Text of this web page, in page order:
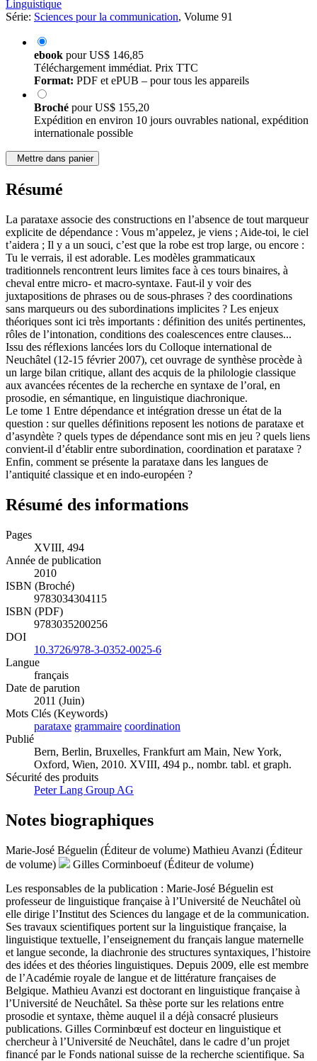
Linguistique
Série: Sciences pour la communication, Volume 91
ebook pourUS$ 146,85
Téléchargement immédiat. Prix TTC
Format: PDF et ePUB – pour tous les appareils
Broché pourUS$ 155,20
Expédition en environ 10 jours ouvrables national, expédition
internationale possible
Mettre dans panier
Résumé
La parataxe associe des constructions en l’absence de tout marqueur
explicite de dépendance : Vous m’appelez, je viens ; Aide-toi, le ciel
t’aidera ; Il y a un souci, c’est que la robe est trop large, ou encore :
Tu le verrais, il est adorable. Les modèles grammaticaux
traditionnels rencontrent leurs limites face à ces tours binaires, à
cheval entre micro- et macro-syntaxe. Faut-il y voir des
juxtapositions de phrases ou de sous-phrases ? des coordinations
sans marqueurs ou des subordinations implicites ? Les enjeux
théoriques sont ici très importants : définition des unités pertinentes,
rôles de l’intonation, conditions des coalescences entre clauses...
Issu des réflexions lancées lors du Colloque international de
Neuchâtel (12-15 février 2007), cet ouvrage de synthèse procède à
un large bilan critique, allant des acquis de la philologie classique
aux avancées récentes de la recherche en syntaxe de l’oral, en
prosodie, en sémantique, en linguistique diachronique.
Le tome 1 Entre dépendance et intégration dresse un état de la
question : sur quelles définitions reposent les notions de parataxe et
d’asyndète ? quels types de dépendance sont mis en jeu ? quels liens
convient-il d’établir entre subordination, coordination et parataxe ?
Enfin, comment se présente la parataxe dans les langues de
l’antiquité classique et en indo-européen ?
Résumé des informations
Pages
XVIII, 494
Année de publication
2010
ISBN (Broché)
9783034304115
ISBN (PDF)
9783035200256
DOI
10.3726/978-3-0352-0025-6
Langue
français
Date de parution
2011 (Juin)
Mots Clés (Keywords)
parataxe grammaire coordination
Publié
Bern, Berlin, Bruxelles, Frankfurt am Main, New York,
Oxford, Wien, 2010. XVIII, 494 p., nombr. tabl. et graph.
Sécurité des produits
Peter Lang Group AG
Notes biographiques
Marie-José Béguelin (Éditeur de volume) Mathieu Avanzi (Éditeur
de volume)
Gilles Corminboeuf (Éditeur de volume)
Les responsables de la publication : Marie-José Béguelin est
professeur de linguistique française à l’Université de Neuchâtel où
elle dirige l’Institut des Sciences du langage et de la communication.
Ses travaux scientifiques portent sur la linguistique française, la
linguistique textuelle, l’enseignement du français langue maternelle
et langue seconde, la diachronie des structures syntaxiques, l’histoire
des idées et des théories linguistiques. Depuis 2009, elle est membre
de l’Académie royale de langue et de littérature françaises de
Belgique. Mathieu Avanzi est doctorant en linguistique française à
l’Université de Neuchâtel. Sa thèse porte sur les relations entre
prosodie et syntaxe, thème auquel il a déjà consacré plusieurs
publications. Gilles Corminbœuf est docteur en linguistique et
chercheur à l’Université de Neuchâtel, dans le cadre d’un projet
financé par le Fonds national suisse de la recherche scientifique. Sa